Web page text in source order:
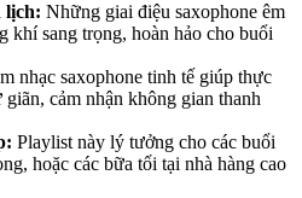
lịch: Những giai điệu saxophone êm
khí sang trọng, hoàn hảo cho buổi
nhạc saxophone tinh tế giúp thực
cảm nhận không gian thanh
Playlist này lý tưởng cho các buổi
hoặc các bữa tối tại nhà hàng cao